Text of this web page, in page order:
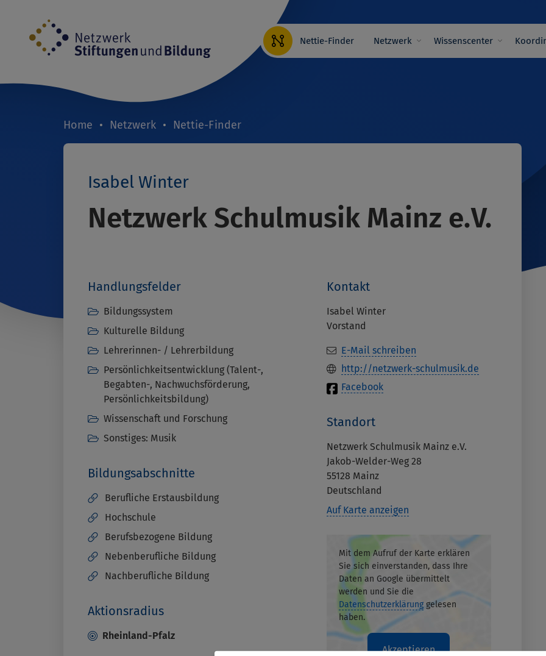
Inhalt
Nettie-Finder Hauptnavigation
Netzwerk Wissenscenter
Breadcrumb
Home Netzwerk Nettie-Finder
Isabel Winter
Netzwerk Schulmusik Mainz e.V.
Handlungsfelder
Bildungssystem
Kulturelle Bildung
Lehrerinnen- / Lehrerbildung
Persönlichkeitsentwicklung (Talent-,
Begabten-, Nachwuchsförderung,
Persönlichkeitsbildung)
Wissenschaft und Forschung
Sonstiges: Musik
Bildungsabschnitte
Berufliche Erstausbildung
Hochschule
Berufsbezogene Bildung
Nebenberufliche Bildung
Nachberufliche Bildung
Aktionsradius
Rheinland-Pfalz
Kontakt
Isabel Winter
Vorstand
E-Mail schreiben
http://netzwerk-schulmusik.de
Facebook
Standort
Netzwerk Schulmusik Mainz e.V.
Jakob-Welder-Weg 28
55128 Mainz
Deutschland
Auf Karte anzeigen
Mit dem Aufruf der Karte erklären
Sie sich einverstanden, dass Ihre
Daten an Google übermittelt
werden und Sie die
Datenschutzerklärunggelesen
haben.
Akzeptieren